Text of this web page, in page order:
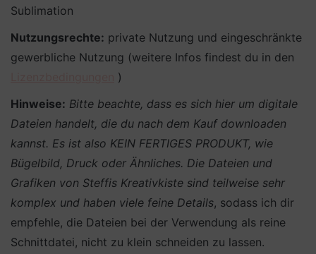
Sublimation
Nutzungsrechte: private Nutzung und eingeschränkte
gewerbliche Nutzung (weitere Infos findest du in den
)
Hinweise: Bitte beachte, dass es sich hier um digitale
Dateien handelt, die du nach dem Kauf downloaden
kannst. Es ist also KEIN FERTIGES PRODUKT, wie
Bügelbild, Druck oder Ähnliches. Die Dateien und
Grafiken von Steffis Kreativkiste sind teilweise sehr
komplex und haben viele feine Details, sodass ich dir
empfehle, die Dateien bei der Verwendung als reine
Schnittdatei, nicht zu klein schneiden zu lassen.